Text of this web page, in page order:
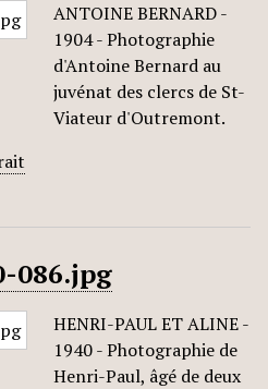
ANTOINE BERNARD -
1904 - Photographie
d'Antoine Bernard au
juvénat des clercs de St-
Viateur d'Outremont.
086.jpg
HENRI-PAUL ET ALINE -
1940 - Photographie de
Henri-Paul, âgé de deux